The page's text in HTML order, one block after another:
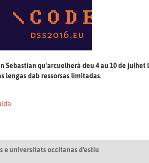
Sebastian qu'arcuelherà deu 4 au 10 de
lengas dab ressorsas limitadas.
e universitats occitanas d'estiu